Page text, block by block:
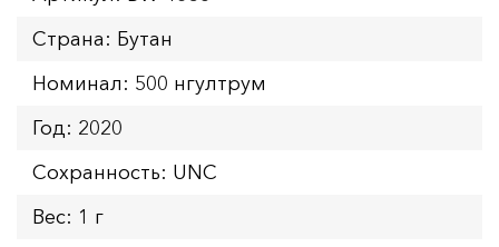
Страна: Бутан
Номинал: 500 нгултрум
Год: 2020
Сохранность: UNC
Вес: 1 г